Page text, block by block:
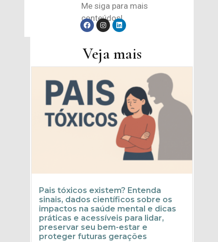
Me siga para mais
conteúdos!
Veja mais
Pais tóxicos existem? Entenda
sinais, dados científicos sobre os
impactos na saúde mental e dicas
práticas e acessíveis para lidar,
preservar seu bem-estar e
proteger futuras gerações